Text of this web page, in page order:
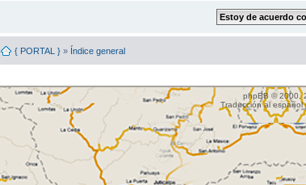
{ PORTAL } » Índice general
phpBB © 2000,
Traducción al español